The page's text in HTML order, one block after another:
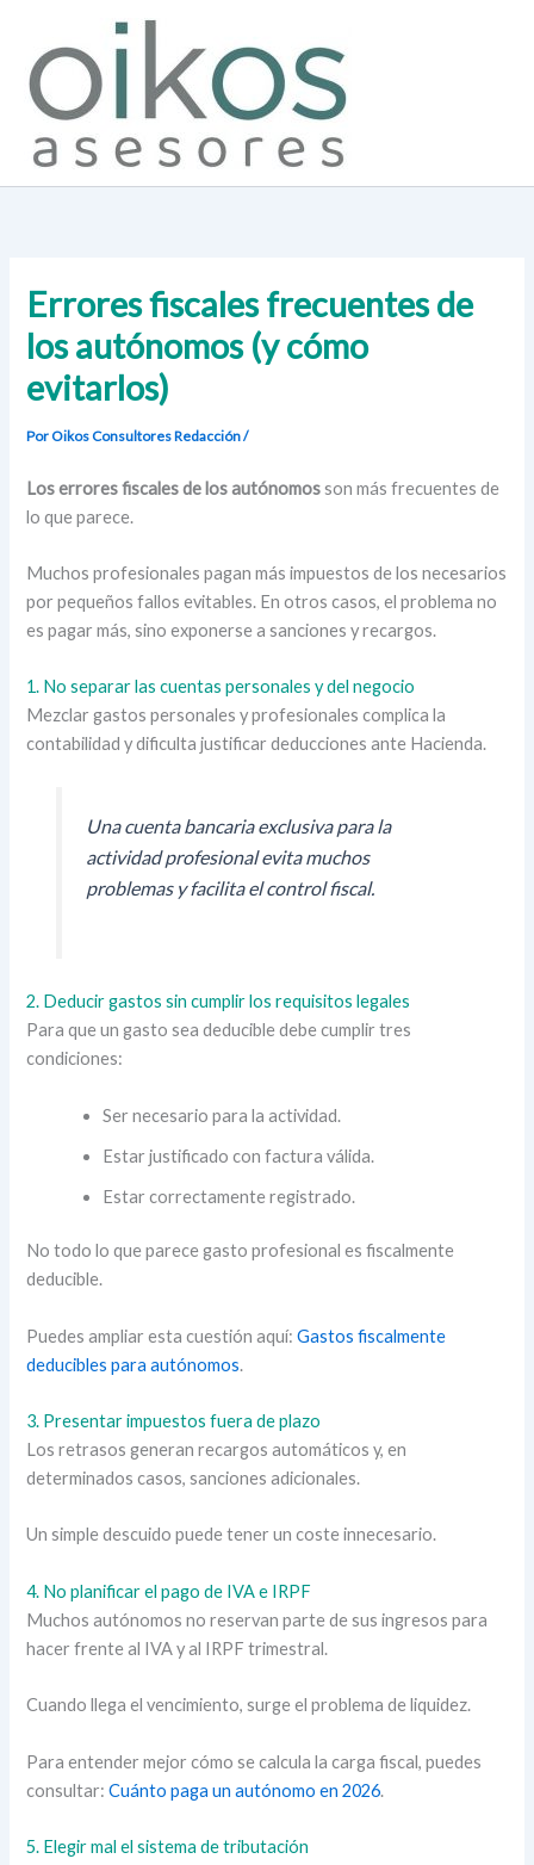
contenido
Errores fiscales frecuentes de
los autónomos (y cómo
evitarlos)
Por Oikos ConsultoresRedacción/
Los errores fiscales de los autónomosson más frecuentes de
lo que parece.
Muchos profesionales pagan más impuestos de los necesarios
por pequeños fallos evitables. En otros casos, el problema no
es pagar más, sino exponerse a sanciones y recargos.
1. No separar las cuentas personales y del negocio
Mezclar gastos personales y profesionales complica la
contabilidad y dificulta justificar deducciones ante Hacienda.
Una cuenta bancaria exclusiva para la
actividad profesional evita muchos
problemas y facilita el control fiscal.
2. Deducir gastos sin cumplir los requisitos legales
Para que un gasto sea deducible debe cumplir tres
condiciones:
Ser necesario para la actividad.
Estar justificado con factura válida.
Estar correctamente registrado.
No todo lo que parece gasto profesional es fiscalmente
deducible.
Puedes ampliar esta cuestión aquí:Gastos fiscalmente
deducibles para autónomos.
3. Presentar impuestos fuera de plazo
Los retrasos generan recargos automáticos y, en
determinados casos, sanciones adicionales.
Un simple descuido puede tener un coste innecesario.
4. No planificar el pago de IVA e IRPF
Muchos autónomos no reservan parte de sus ingresos para
hacer frente al IVA y al IRPF trimestral.
Cuando llega el vencimiento, surge el problema de liquidez.
Para entender mejor cómo se calcula la carga fiscal, puedes
consultar:Cuánto paga un autónomo en 2026.
5. Elegir mal el sistema de tributación